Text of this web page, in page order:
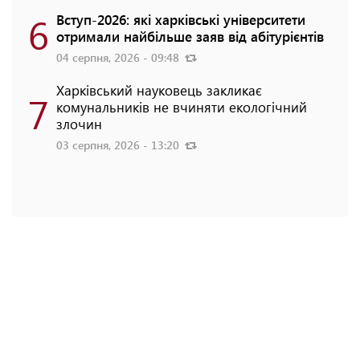
6 Вступ-2026: які харківські університети
отримали найбільше заяв від абітурієнтів
04 серпня, 2026 - 09:48
7 Харківський науковець закликає
комунальників не вчиняти екологічний
злочин
03 серпня, 2026 - 13:20